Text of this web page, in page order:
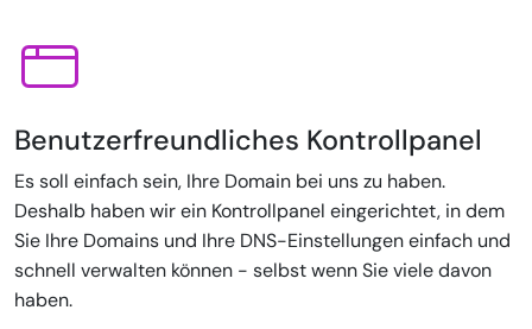
Benutzerfreundliches Kontrollpanel
Es soll einfach sein, Ihre Domain bei uns zu haben.
Deshalb haben wir ein Kontrollpanel eingerichtet, in dem
Sie Ihre Domains und Ihre DNS-Einstellungen einfach und
schnell verwalten können - selbst wenn Sie viele davon
haben.